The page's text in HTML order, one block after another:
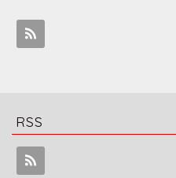
RSS